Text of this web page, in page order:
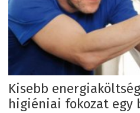
Kisebb
higiéniai fokozat egy